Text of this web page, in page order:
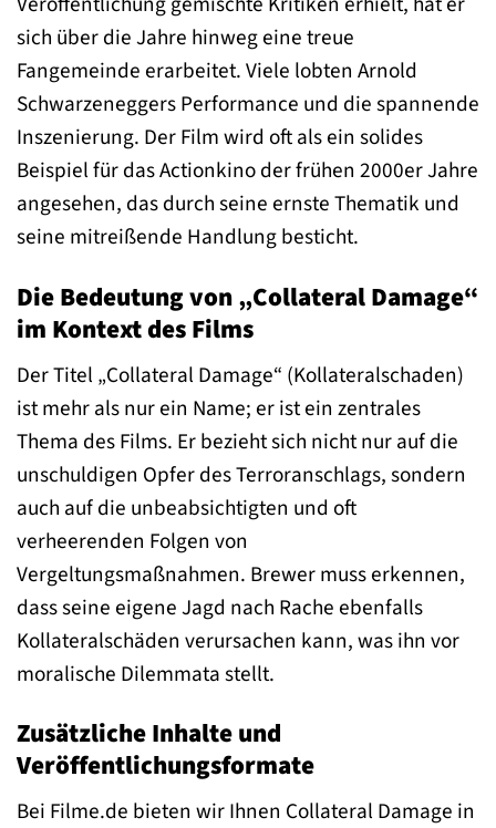
sich über die Jahre hinweg eine treue
Fangemeinde erarbeitet. Viele lobten Arnold
Schwarzeneggers Performance und die spannende
Inszenierung. Der Film wird oft als ein solides
Beispiel für das Actionkino der frühen 2000er Jahre
angesehen, das durch seine ernste Thematik und
seine mitreißende Handlung besticht.
Die Bedeutung von „Collateral Damage“
im Kontext des Films
Der Titel „Collateral Damage“ (Kollateralschaden)
ist mehr als nur ein Name; er ist ein zentrales
Thema des Films. Er bezieht sich nicht nur auf die
unschuldigen Opfer des Terroranschlags, sondern
auch auf die unbeabsichtigten und oft
verheerenden Folgen von
Vergeltungsmaßnahmen. Brewer muss erkennen,
dass seine eigene Jagd nach Rache ebenfalls
Kollateralschäden verursachen kann, was ihn vor
moralische Dilemmata stellt.
Zusätzliche Inhalte und
Veröffentlichungsformate
Bei Filme.de bieten wir Ihnen Collateral Damage in